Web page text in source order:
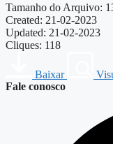
Tamanho do Arquivo:
Created: 21-02-2023
Updated: 21-02-2023
Cliques: 118
Baixar
Fale conosco